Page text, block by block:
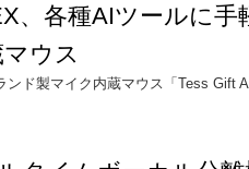
、各種AIツールに
ウス
ド製マイク内蔵マウス「Tess Gift